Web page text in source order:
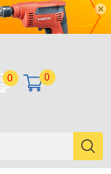
0 0